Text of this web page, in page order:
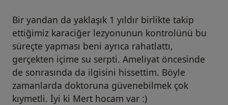
Bir yandan da yaklaşık 1 yıldır birlikte takip
ettiğimiz karaciğer lezyonunun kontrolünü bu
süreçte yapması beni ayrıca rahatlattı,
gerçekten içime su serpti. Ameliyat öncesinde
de sonrasında da ilgisini hissettim. Böyle
zamanlarda doktoruna güvenebilmek çok
kıymetli. İyi ki Mert hocam var :)